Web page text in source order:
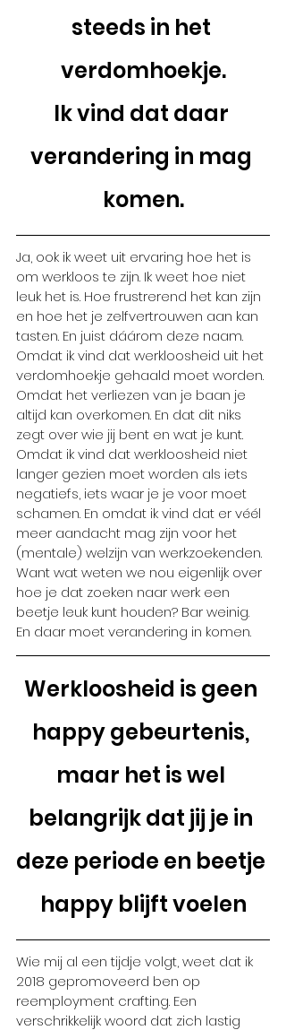
steeds in het
verdomhoekje.
Ik vind dat daar
verandering in mag
komen.
Ja, ook ik weet uit ervaring hoe het is
om werkloos te zijn. Ik weet hoe niet
leuk het is. Hoe frustrerend het kan zijn
en hoe het je zelfvertrouwen aan kan
tasten. En juist dáárom deze naam.
Omdat ik vind dat werkloosheid uit het
verdomhoekje gehaald moet worden.
Omdat het verliezen van je baan je
altijd kan overkomen. En dat dit niks
zegt over wie jij bent en wat je kunt.
Omdat ik vind dat werkloosheid niet
langer gezien moet worden als iets
negatiefs, iets waar je je voor moet
schamen. En omdat ik vind dat er véél
meer aandacht mag zijn voor het
(mentale) welzijn van werkzoekenden.
Want wat weten we nou eigenlijk over
hoe je dat zoeken naar werk een
beetje leuk kunt houden? Bar weinig.
En daar moet verandering in komen.
Werkloosheid is geen
happy gebeurtenis,
maar het is wel
belangrijk dat jij je in
deze periode en beetje
happy blijft voelen
Wie mij al een tijdje volgt, weet dat ik
2018 gepromoveerd ben op
reemployment crafting. Een
verschrikkelijk woord dat zich lastig